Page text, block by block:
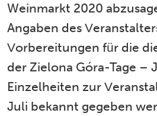
Weinmarkt 2020
Angaben des
Vorbereitungen für die
der Zielona Góra-Tage –
Einzelheiten zur
Juli bekannt gegeben